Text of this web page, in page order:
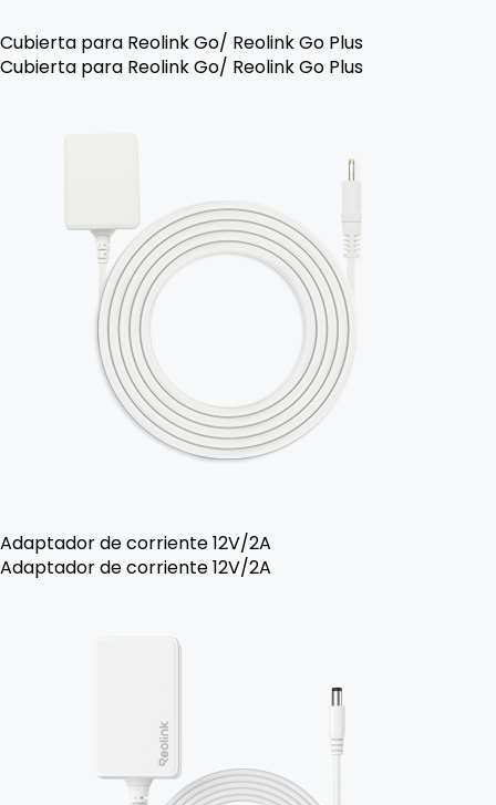
Cubierta para Reolink Go/ Reolink Go Plus
Cubierta para Reolink Go/ Reolink Go Plus
Adaptador de corriente 12V/2A
Adaptador de corriente 12V/2A